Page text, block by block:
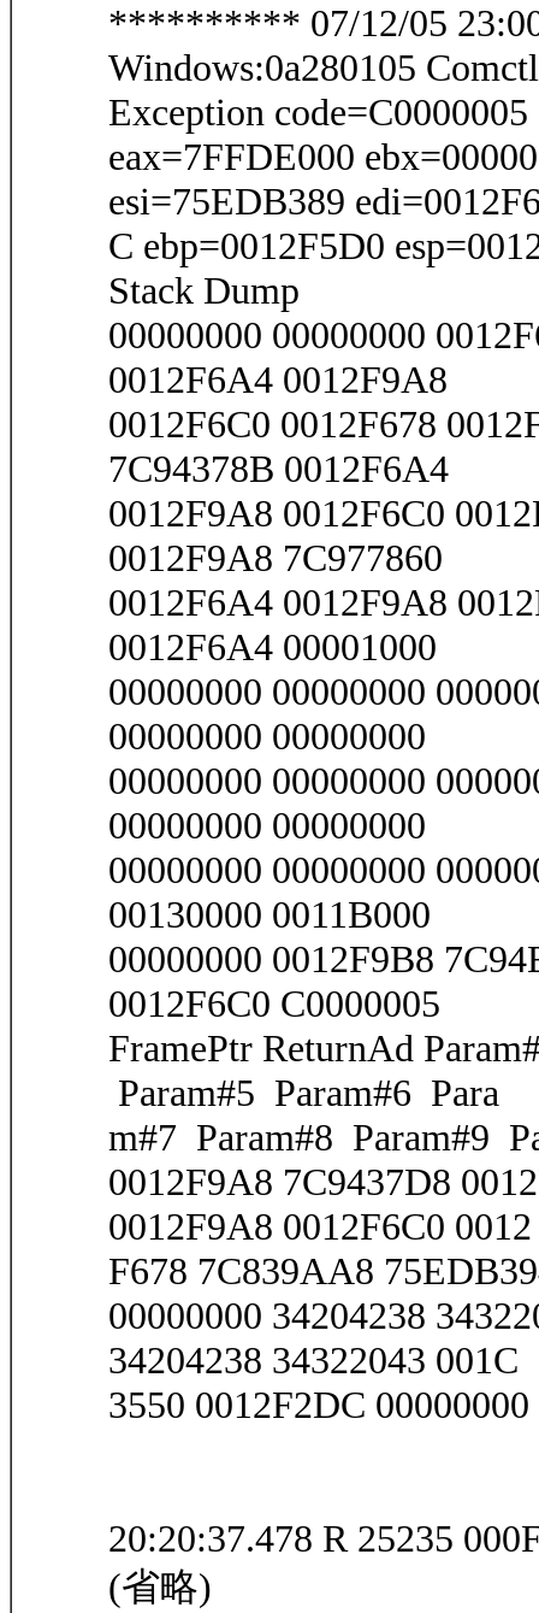
********** 07/12/05
Windows:0a280105
Exception
eax=7FFDE000
esi=75EDB389
C ebp=0012F5D0
Stack Dump
00000000 00000000
0012F6A4 0012F9A8
0012F6C0 0012F678
7C94378B 0012F6A4
0012F9A8 0012F6C0
0012F9A8 7C977860
0012F6A4 0012F9A8
0012F6A4 00001000
00000000 00000000
00000000 00000000
00000000 00000000
00000000 00000000
00000000 00000000
00130000 0011B000
00000000 0012F9B8
0012F6C0 C0000005
FramePtr ReturnAd
Param#5 Param#6 Para
m#7 Param#8 Param#9
0012F9A8 7C9437D8
0012F9A8 0012F6C0 0012
F678 7C839AA8
00000000 34204238
34204238 34322043 001C
3550 0012F2DC
20:20:37.478 R 25235
(省略)